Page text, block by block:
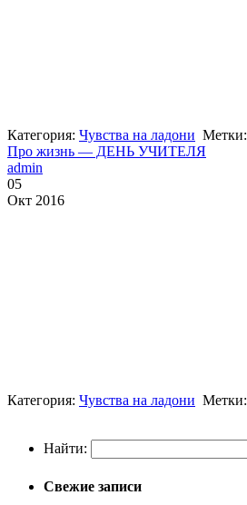
Категория: Чувства на ладони Метки:
Про жизнь — ДЕНЬ УЧИТЕЛЯ
admin
05
Окт 2016
Категория: Чувства на ладони Метки:
Найти:
Свежие записи